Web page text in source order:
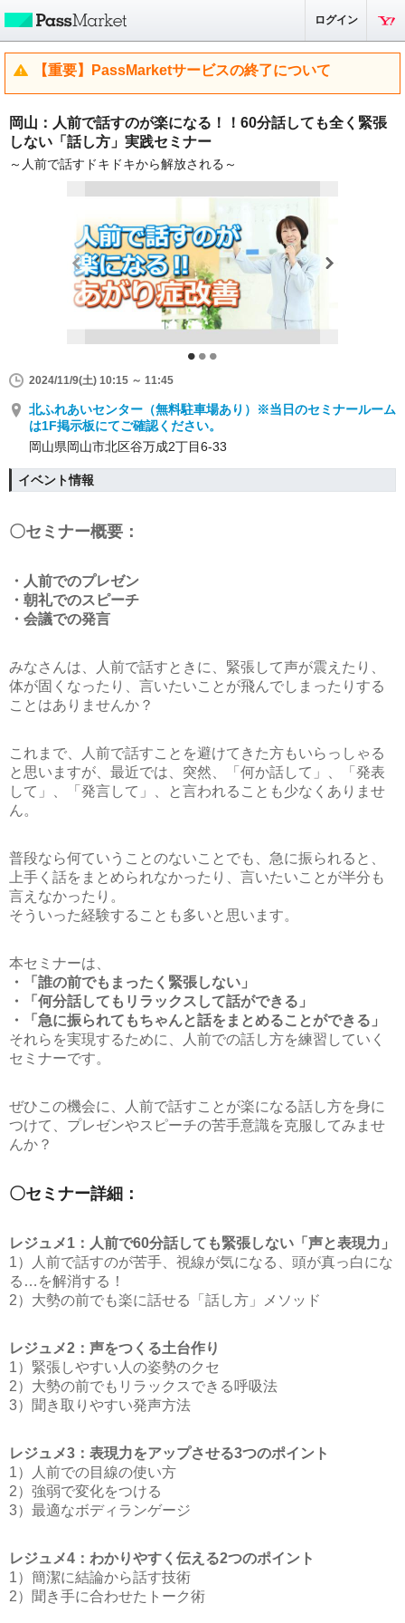
ログイン
【重要】PassMarketサービスの終了について
岡山：人前で話すのが楽になる！！60分話しても全く緊張
しない「話し方」実践セミナー
～人前で話すドキドキから解放される～
2024/11/9(土) 10:15 ～ 11:45
北ふれあいセンター（無料駐車場あり）※当日のセミナールーム
は1F掲示板にてご確認ください。
岡山県岡山市北区谷万成2丁目6-33
イベント情報
〇セミナー概要：
・人前でのプレゼン
・朝礼でのスピーチ
・会議での発言
みなさんは、人前で話すときに、緊張して声が震えたり、
体が固くなったり、言いたいことが飛んでしまったりする
ことはありませんか？
これまで、人前で話すことを避けてきた方もいらっしゃる
と思いますが、最近では、突然、「何か話して」、「発表
して」、「発言して」、と言われることも少なくありませ
ん。
普段なら何ていうことのないことでも、急に振られると、
上手く話をまとめられなかったり、言いたいことが半分も
言えなかったり。
そういった経験することも多いと思います。
本セミナーは、
・「誰の前でもまったく緊張しない」
・「何分話してもリラックスして話ができる」
・「急に振られてもちゃんと話をまとめることができる」
それらを実現するために、人前での話し方を練習していく
セミナーです。
ぜひこの機会に、人前で話すことが楽になる話し方を身に
つけて、プレゼンやスピーチの苦手意識を克服してみませ
んか？
〇セミナー詳細：
レジュメ1：人前で60分話しても緊張しない「声と表現力」
1）人前で話すのが苦手、視線が気になる、頭が真っ白にな
る…を解消する！
2）大勢の前でも楽に話せる「話し方」メソッド
レジュメ2：声をつくる土台作り
1）緊張しやすい人の姿勢のクセ
2）大勢の前でもリラックスできる呼吸法
3）聞き取りやすい発声方法
レジュメ3：表現力をアップさせる3つのポイント
1）人前での目線の使い方
2）強弱で変化をつける
3）最適なボディランゲージ
レジュメ4：わかりやすく伝える2つのポイント
1）簡潔に結論から話す技術
2）聞き手に合わせたトーク術